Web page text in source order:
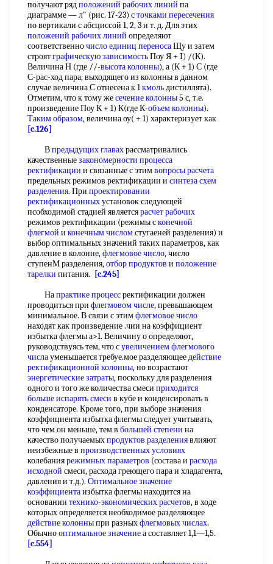
получают рядположений рабочих линий па
диаграмме — л" (рис. 17-23) сточками пересечения
по вертикали с абсциссой 1, 2, 3 и т. д. Для этих
положений рабочих линий определяют
соответственночисло единиц переносаЩу и затем
строятграфическую зависимостьПоу Я + I) /(К).
Величина Н (где //-высота колонны), а (К + 1) С (где
С-рас-ход пара, выходящего из колонны в данном
случае величина С отнесена к 1кмольдистиллята).
Отметим, что к тому жесечение колонны5 с, т.е.
произведение Поу К + 1) К(где К-объем колонны).
Таким образом, величина оу( + 1) характеризует как
[c.126]
Впредыдущих главахрассматривались
качественныезакономерности процесса
ректификации и связанные с этимвопросы расчета
предельных режимов ректификации и синтеза схем
разделения. При проектировании
ректификационныхустановок следующей
псобходимой стадией являетсярасчет рабочих
режимов ректификации (режимы сконечной
флегмой и конечным числомстугаеней разделения) и
выбор оптимальных значений таких параметров, как
давление в колонне,флегмовое число, число
ступенМ разделения,отбор продуктов и положение
тарелки питания.
[c.245]
Напрактике процессректификации должен
проводиться при флегмовом числе, превышающем
минимальное. В связи с этимфлегмовое число
находят как произведение .чии на коэффициент
избытка флегмы а>1. Величину о определяют,
руководствуясь тем, что сувеличением флегмового
числауменьшается требуе.мое разделяющеедействие
ректификационной колонны, но возрастают
энергетические затраты, поскольку для разделения
одного и того же количества смеси приходится
большеиспарять смеси в кубе и конденсировать в
конденсаторе. Кроме того, при выборе значения
коэффициента избытка флегмы следует учитывать,
что чем он меньше, тем в большей степени на
качество получаемыхпродуктов разделениявлияют
неизбежные в производственных условиях
колебаниярежимных параметров (состава и расхода
исходной смеси, расхода греющего пара и хладагента,
давления и т.д.). Оптимальное значение
коэффициентаизбытка флегмы находится на
основании технико-экономических расчетов, в ходе
которых определяется необходимое разделяющее
действие колонныпри разныхфлегмовых числах.
Обычнооптимальное значениеа составляет 1,1—1,5.
[c.554]